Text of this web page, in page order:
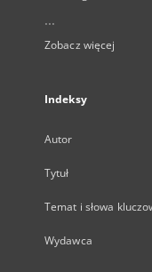
...
Zobacz więcej
Indeksy
Autor
Tytuł
Temat i słowa
Wydawca